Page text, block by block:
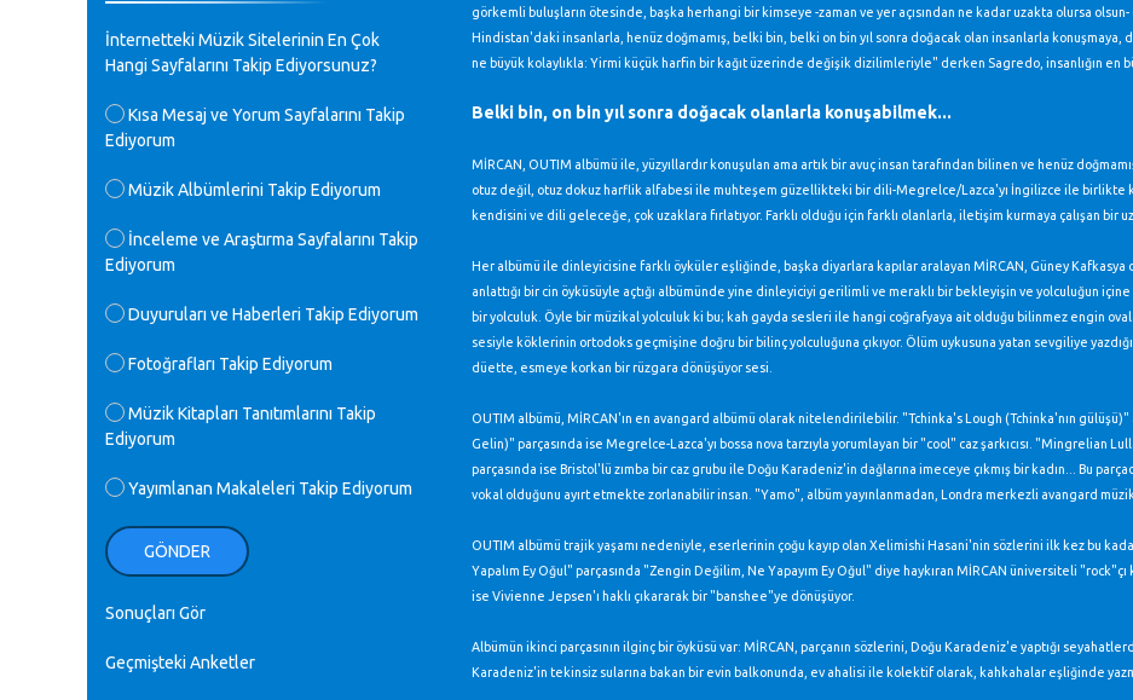
♪
Mavi Nota - 07.02.2023
♪
30 yıl sonra karşılaşmak çok güzel
Kurtuluş, teveccüh etmişsin çok
verirsen sevinirim, selamlar, sevgiler.
♪
yıllarımda özel radyo yayıncılığı
ödülüne layık görülmüştüm evde yıllar
arayayım dediğimde ikinci büyük şoku
yaşadım 1994 de verdiği ödülü değerli
hocam arşivinde fotoğraf larımız ile
emek emeği geçen herkese en derin
ellerinden benim için öpün.
Kurtuluş Çelebi - 07.01.2023
♪
Mavi Nota - 24.11.2022
İnternetteki Müzik Sitelerinin En Çok
Hangi Sayfalarını Takip Ediyorsunuz?
Kısa Mesaj ve Yorum Sayfalarını Takip
Ediyorum
Müzik Albümlerini Takip Ediyorum
İnceleme ve Araştırma Sayfalarını Takip
Ediyorum
Duyuruları ve Haberleri Takip Ediyorum
Fotoğrafları Takip Ediyorum
Müzik Kitapları Tanıtımlarını Takip
Ediyorum
Yayımlanan Makaleleri Takip Ediyorum
GÖNDER
Sonuçları Gör
Geçmişteki Anketler
görkemli buluşların ötesinde, başka herhangi bir kimseye -zaman ve yer açısından ne kadar uzakta olursa
Hindistan'daki insanlarla, henüz doğmamış, belki bin, belki on bin yıl sonra doğacak olan insanlarla konuşmaya,
ne büyük kolaylıkla: Yirmi küçük harfin bir kağıt üzerinde değişik dizilimleriyle" derken Sagredo, insanlığın en
Belki bin, on bin yıl sonra doğacak olanlarla konuşabilmek...
MİRCAN, OUTIM albümü ile, yüzyıllardır konuşulan ama artık bir avuç insan tarafından bilinen ve henüz
otuz değil, otuz dokuz harflik alfabesi ile muhteşem güzellikteki bir dili-Megrelce/Lazca'yı İngilizce ile birlikte
kendisini ve dili geleceğe, çok uzaklara fırlatıyor. Farklı olduğu için farklı olanlarla, iletişim kurmaya çalışan bir
Her albümü ile dinleyicisine farklı öyküler eşliğinde, başka diyarlara kapılar aralayan MİRCAN, Güney
anlattığı bir cin öyküsüyle açtığı albümünde yine dinleyiciyi gerilimli ve meraklı bir bekleyişin ve yolculuğun
bir yolculuk. Öyle bir müzikal yolculuk ki bu; kah gayda sesleri ile hangi coğrafyaya ait olduğu bilinmez engin
sesiyle köklerinin ortodoks geçmişine doğru bir bilinç yolculuğuna çıkıyor. Ölüm uykusuna yatan sevgiliye
düette, esmeye korkan bir rüzgara dönüşüyor sesi.
OUTIM albümü, MİRCAN'ın en avangard albümü olarak nitelendirilebilir. "Tchinka's Lough (Tchinka'nın
Gelin)" parçasında ise Megrelce-Lazca'yı bossa nova tarzıyla yorumlayan bir "cool" caz şarkıcısı. "Mingrelian
parçasında ise Bristol'lü zımba bir caz grubu ile Doğu Karadeniz'in dağlarına imeceye çıkmış bir kadın... Bu
vokal olduğunu ayırt etmekte zorlanabilir insan. "Yamo", albüm yayınlanmadan, Londra merkezli avangard
OUTIM albümü trajik yaşamı nedeniyle, eserlerinin çoğu kayıp olan Xelimishi Hasani'nin sözlerini ilk kez bu
Yapalım Ey Oğul" parçasında "Zengin Değilim, Ne Yapayım Ey Oğul" diye haykıran MİRCAN üniversiteli
ise Vivienne Jepsen'ı haklı çıkararak bir "banshee"ye dönüşüyor.
Albümün ikinci parçasının ilginç bir öyküsü var: MİRCAN, parçanın sözlerini, Doğu Karadeniz'e yaptığı
Karadeniz'in tekinsiz sularına bakan bir evin balkonunda, ev ahalisi ile kolektif olarak, kahkahalar eşliğinde